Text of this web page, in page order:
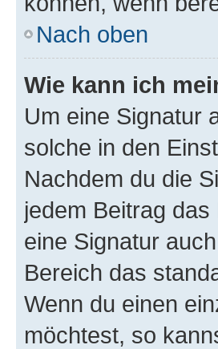
Nach oben
Wie kann ich
Um eine Signatur
solche in den
Nachdem du die
jedem Beitrag
eine Signatur
Bereich das
Wenn du einen
möchtest, so